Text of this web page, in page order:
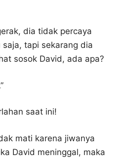
dia tidak percaya
tapi sekarang dia
sosok David, ada apa?
saat ini!
mati karena jiwanya
David meninggal, maka